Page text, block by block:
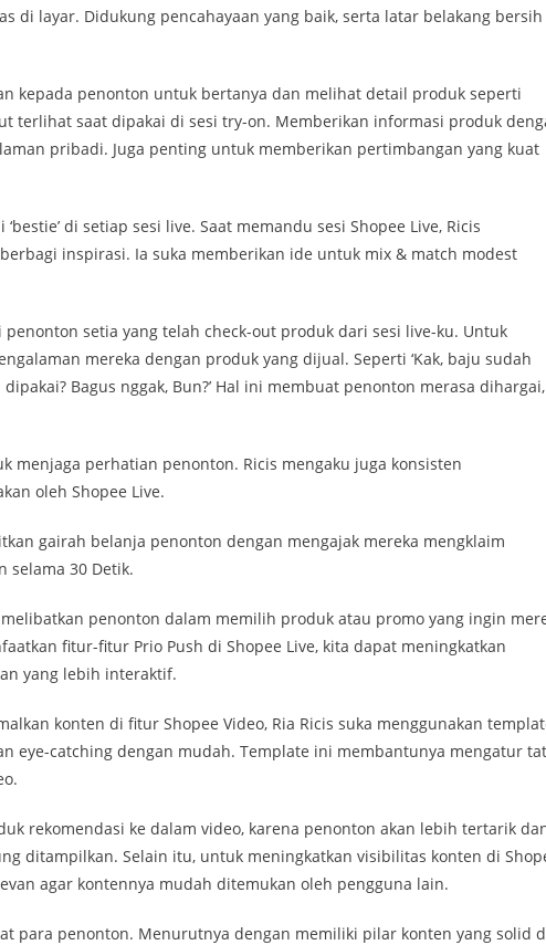
di layar. Didukung pencahayaan yang baik, serta latar belakang bersih
kepada penonton untuk bertanya dan melihat detail produk seperti
terlihat saat dipakai di sesi try-on. Memberikan informasi produk
pribadi. Juga penting untuk memberikan pertimbangan yang kuat
di setiap sesi live. Saat memandu sesi Shopee Live, Ricis
inspirasi. Ia suka memberikan ide untuk mix & match modest
setia yang telah check-out produk dari sesi live-ku. Untuk
mereka dengan produk yang dijual. Seperti ‘Kak, baju sudah
Bagus nggak, Bun?’ Hal ini membuat penonton merasa dihargai,
menjaga perhatian penonton. Ricis mengaku juga konsisten
oleh Shopee Live.
gairah belanja penonton dengan mengajak mereka mengklaim
selama 30 Detik.
penonton dalam memilih produk atau promo yang ingin
fitur-fitur Prio Push di Shopee Live, kita dapat meningkatkan
yang lebih interaktif.
konten di fitur Shopee Video, Ria Ricis suka menggunakan
eye-catching dengan mudah. Template ini membantunya mengatur
rekomendasi ke dalam video, karena penonton akan lebih tertarik
ditampilkan. Selain itu, untuk meningkatkan visibilitas konten di
agar kontennya mudah ditemukan oleh pengguna lain.
para penonton. Menurutnya dengan memiliki pilar konten yang solid